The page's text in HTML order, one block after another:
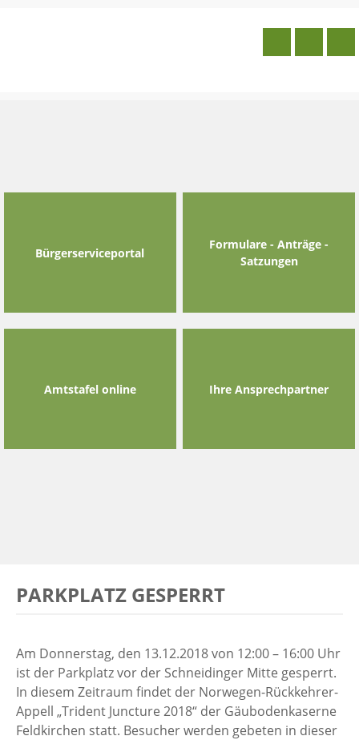
Bürgerserviceportal
Formulare - Anträge -
Satzungen
Amtstafel online Ihre Ansprechpartner
PARKPLATZ GESPERRT
Am Donnerstag, den 13.12.2018 von 12:00 – 16:00 Uhr
ist der Parkplatz vor der Schneidinger Mitte gesperrt.
In diesem Zeitraum findet der Norwegen-Rückkehrer-
Appell „Trident Juncture 2018“ der Gäubodenkaserne
Feldkirchen statt. Besucher werden gebeten in dieser